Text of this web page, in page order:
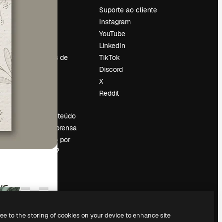
Tendências de
Vender conteúdo
Sala de imprensa
Procurando por
magnific.ai?
Suporte ao cliente
Instagram
YouTube
LinkedIn
TikTok
Discord
X
Reddit
to the storing of cookies on your device to enhance site